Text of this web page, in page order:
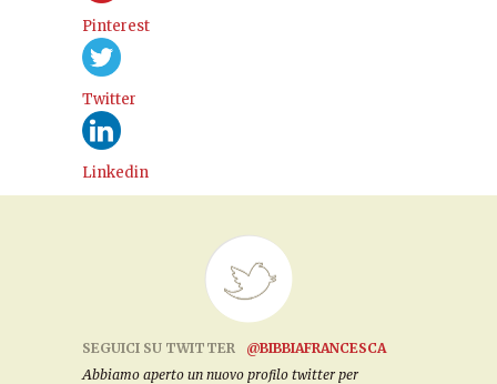
Pinterest
Twitter
Linkedin
SEGUICI SU TWITTER
@BIBBIAFRANCESCA
Abbiamo aperto un nuovo profilo twitter per